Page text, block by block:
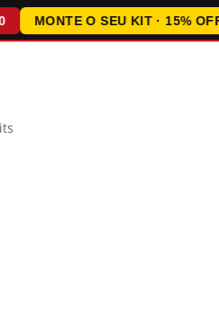
MONTE O SEU KIT · 15% OFF